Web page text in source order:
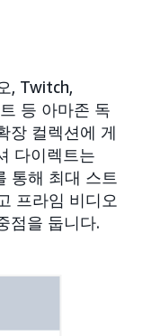
, Twitch,
등 아마존 독
장 컬렉션에 게
다이렉트는
통해 최대 스트
프라임 비디오
점을 둡니다.